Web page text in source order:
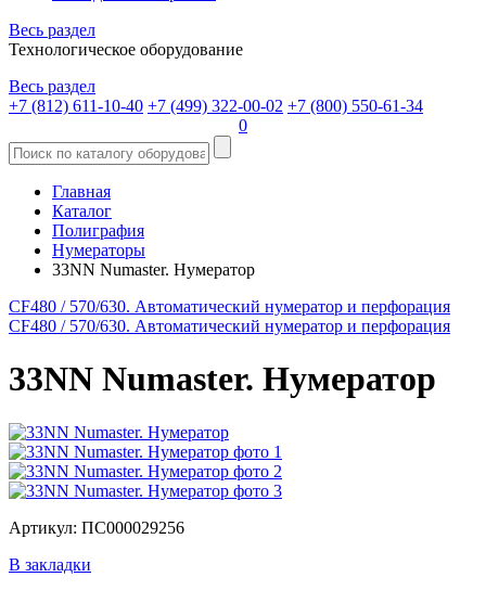
Весь раздел
Технологическое оборудование
Весь раздел
+7 (812) 611-10-40 +7 (499) 322-00-02 +7 (800) 550-61-34
0
Главная
Каталог
Полиграфия
Нумераторы
33NN Numaster. Hумератор
CF480 / 570/630. Автоматический нумератор и перфорация
CF480 / 570/630. Автоматический нумератор и перфорация
33NN Numaster. Hумератор
Артикул: ПС000029256
В закладки